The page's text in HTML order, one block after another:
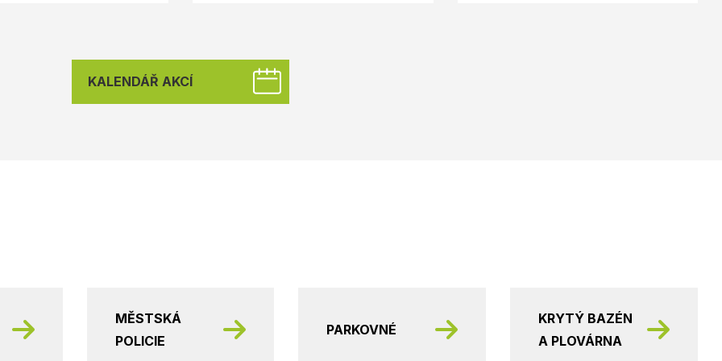
KALENDÁŘ AKCÍ
MĚSTSKÁ
POLICIE
PARKOVNÉ
KRYTÝ BAZÉN
A PLOVÁRNA